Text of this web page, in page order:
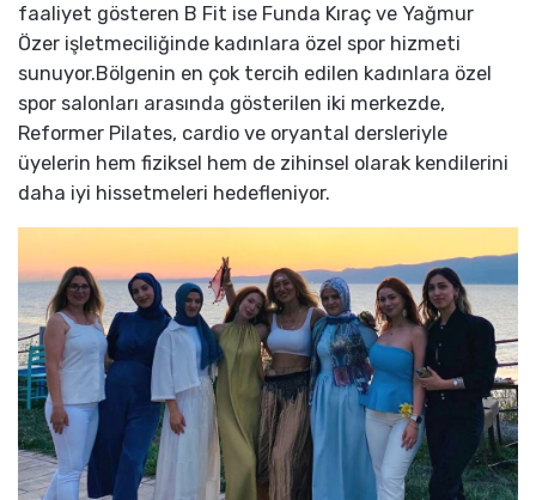
faaliyet gösteren B Fit ise Funda Kıraç ve Yağmur
Özer işletmeciliğinde kadınlara özel spor hizmeti
sunuyor.Bölgenin en çok tercih edilen kadınlara özel
spor salonları arasında gösterilen iki merkezde,
Reformer Pilates, cardio ve oryantal dersleriyle
üyelerin hem fiziksel hem de zihinsel olarak kendilerini
daha iyi hissetmeleri hedefleniyor.